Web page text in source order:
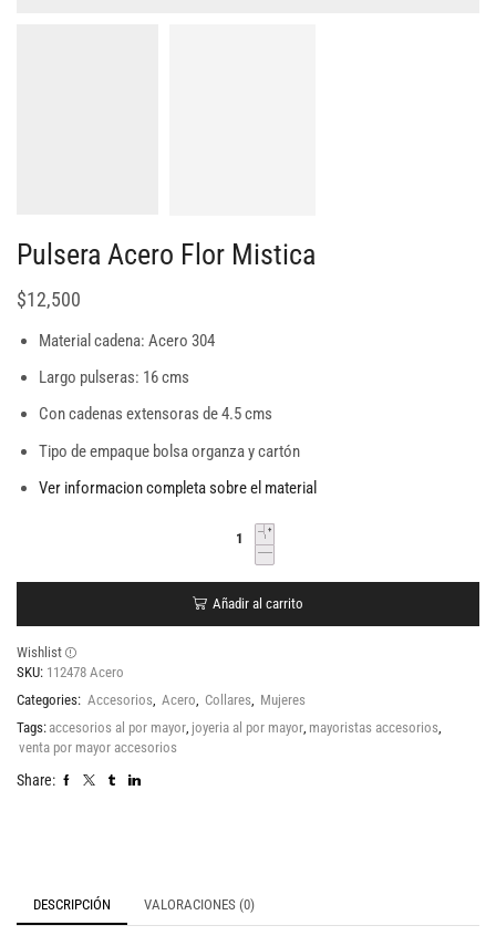
Pulsera Acero Flor Mistica
$12,500
Material cadena: Acero 304
Largo pulseras: 16 cms
Con cadenas extensoras de 4.5 cms
Tipo de empaque bolsa organza y cartón
Ver informacion completa sobre el material
Añadir al carrito
Wishlist
SKU: 112478 Acero
Categories: Accesorios Acero Collares Mujeres
Tags: accesorios al por mayor joyeria al por mayor mayoristas accesorios
venta por mayor accesorios
Share:
DESCRIPCIÓN VALORACIONES (0)